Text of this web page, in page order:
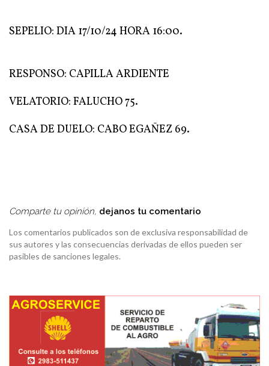
SEPELIO: DIA 17/10/24 HORA 16:00.
RESPONSO: CAPILLA ARDIENTE
VELATORIO: FALUCHO 75.
CASA DE DUELO: CABO EGAÑEZ 69.
Comparte tu opinión, dejanos tu comentario
Los comentarios publicados son de exclusiva responsabilidad de
sus autores y las consecuencias derivadas de ellos pueden ser
pasibles de sanciones legales.